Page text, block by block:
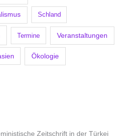
Schland
Termine Veranstaltungen
Ökologie
Zeitschrift in der Türkei